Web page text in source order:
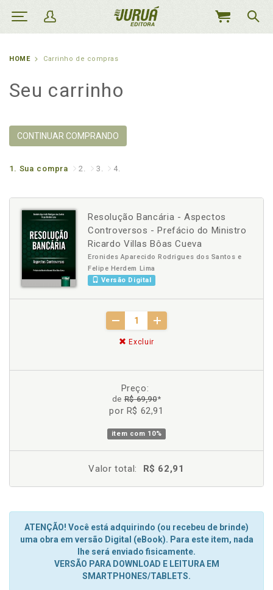
MEU
HOME Carrinho de compras
Seu carrinho
CONTINUAR COMPRANDO
1. Sua compra 2. 3. 4.
Resolução Bancária - Aspectos
Controversos - Prefácio do Ministro
Ricardo Villas Bôas Cueva
Eronides Aparecido Rodrigues dos Santos e
Felipe Herdem Lima
Versão Digital
Excluir
Preço:
deR$ 69,90*
por R$ 62,91
item com 10%
Valor total: R$ 62,91
ATENÇÃO! Você está adquirindo (ou recebeu de brinde)
uma obra em versão Digital (eBook). Para este item, nada
lhe será enviado fisicamente.
VERSÃO PARA DOWNLOAD E LEITURA EM
SMARTPHONES/TABLETS.